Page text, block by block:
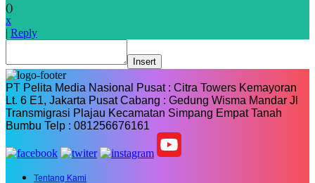
()
x
| Reply
Insert
PT Pelita Media Nasional Pusat : Citra Towers Kemayoran
Lt. 6 E1, Jakarta Pusat Cabang : Gedung Wisma Mandar Jl
Transmigrasi Plajau Kecamatan Simpang Empat Tanah
Bumbu Telp : 081256676161
Tentang Kami